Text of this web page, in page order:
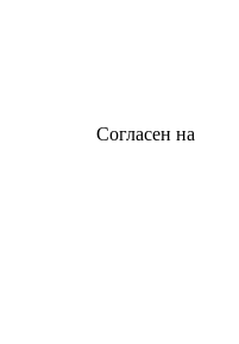
Согласен на